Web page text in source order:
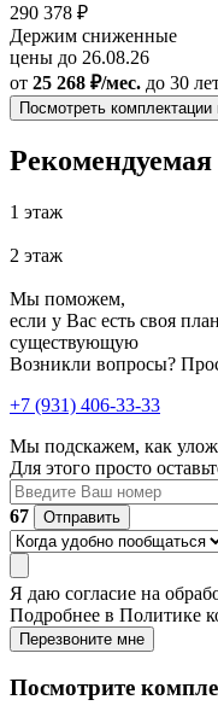
290 378 ₽
Держим сниженные
цены до 26.08.26
от 25 268 ₽/мес. до 30
Посмотреть комплектации
1 этаж
2 этаж
Мы поможем,
если у Вас есть своя
существующую
Возникли вопросы?
+7 (931) 406-33-33
Мы подскажем, как
Для этого просто
67
Отправить
Я даю согласие на
Подробнее в Политике
Перезвоните мне
Посмотрите